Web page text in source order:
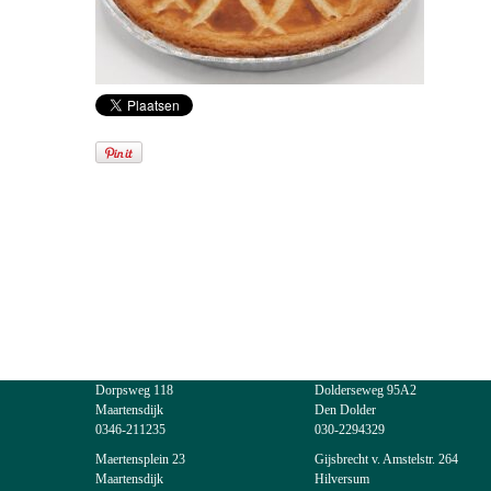
Dorpsweg 118
Maartensdijk
0346-211235
Maertensplein 23
Maartensdijk
Dolderseweg 95A2
Den Dolder
030-2294329
Gijsbrecht v. Amstelstr. 264
Hilversum